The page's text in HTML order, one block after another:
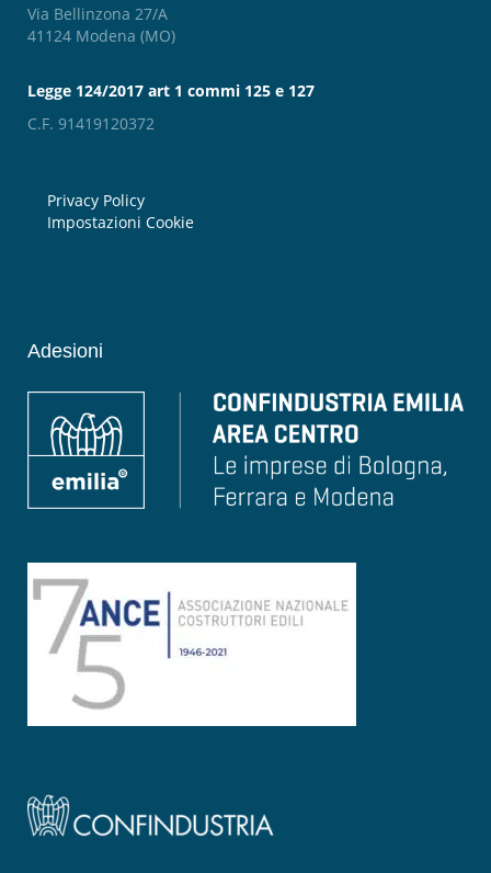
Via Bellinzona 27/A
41124 Modena (MO)
Legge 124/2017 art 1 commi 125 e 127
C.F. 91419120372
Privacy Policy
Impostazioni Cookie
Adesioni